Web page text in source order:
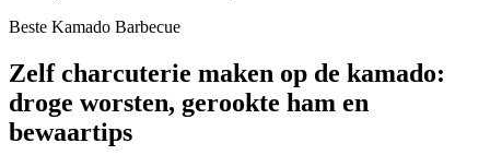
Beste Kamado Barbecue
Zelf charcuterie maken op de kamado:
droge worsten, gerookte ham en
bewaartips